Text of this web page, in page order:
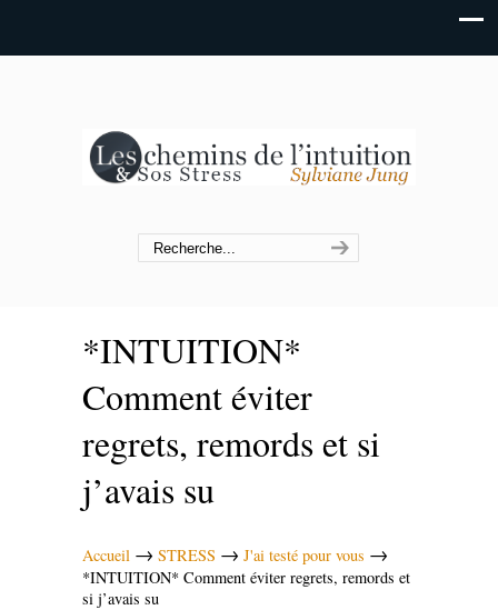
*INTUITION*
Comment éviter
regrets, remords et si
j’avais su
Accueil → STRESS → J'ai testé pour vous →
*INTUITION* Comment éviter regrets, remords et
si j’avais su